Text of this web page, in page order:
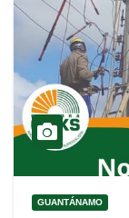
GUANTÁNAMO